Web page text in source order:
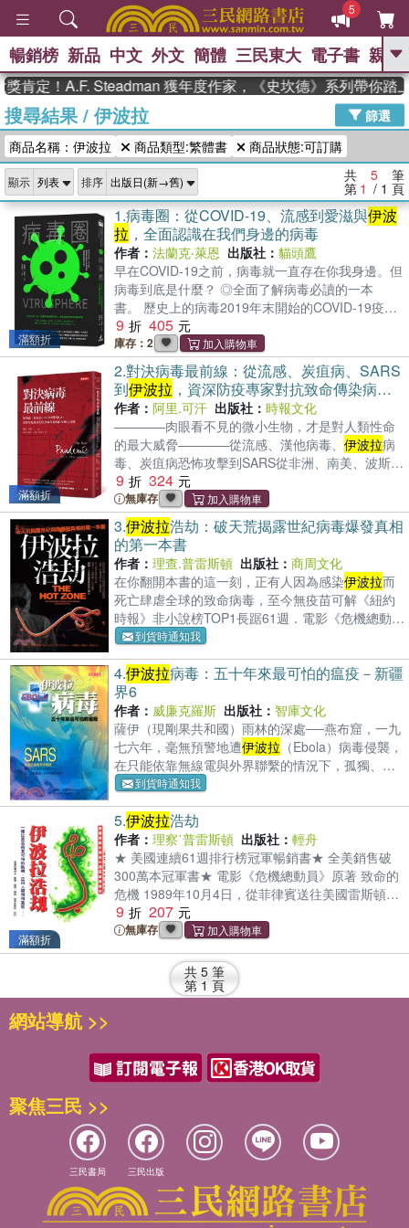
5
GO
高希均教授回憶錄
、 The Odyssey 、 父親節 、 如果歷
史是一群喵 、 暑期推薦 、 國際布克
獎 臺灣漫遊錄 、 方念華 、 台灣的李
登輝時代
數學女孩：黎曼猜想 、
偉大的迷走神經
暢銷榜 新品 中文 外文 簡體 三民東大 電子書 親子
肯定！A.F. Steadman 獲年度作家，《史坎德》系列帶你踏上
搜尋結果/ 伊波拉
篩選
商品名稱：伊波拉
商品類型:繁體書 商品狀態:可訂購
顯示 排序 共 5 筆
第 1 / 1 頁
滿額折
1.病毒圈：從COVID-19、流感到愛滋與伊波
拉 ，全面認識在我們身邊的病毒
作者： 法蘭克‧萊恩 出版社： 貓頭鷹
早在COVID-19之前，病毒就一直存在你我身邊。但
病毒到底是什麼？ ◎全面了解病毒必讀的一本
書。 歷史上的病毒2019年末開始的COVID-19疫情
重創世界，帶來許多不可逆的影響，而造成疫情的
冠狀病毒更引發大眾關注。除了冠狀病毒，還有更
多病毒與人類息息相關：小兒麻痺病毒導致癱瘓、
流感病毒導致大流行、肝炎病毒甚至會直接導致肝
癌。甚至還有一些病毒引起的疫情成為人類歷史上
的重大事件，包括天花、鼠疫（漢他病毒）、西班
牙流感還有致死率極高卻一直爆發疫情的伊波拉病
毒。但究竟什麼是病毒？ 病毒是生物嗎？說到病
毒，學界最常有的爭論就是要不要把他們劃入生物
的一部分。他們有遺傳物質（DNA、RNA）也能夠
繁殖，但沒有移動能力，也必須仰賴寄主才能複
製。本書作者英國倫敦皇家內科醫師學會會士法蘭
克‧萊恩認為我們應該把病毒納入生物的範疇，並從
流行病學、生態學與演化學的角度解析病毒的本
質。作者從歷史上的經典案例開始介紹常見的人類
病毒，詳細講述各科病毒的特性、傳播方式與感染
機制、在過去歷史紀錄以及對當時社會經濟等造成
的影響以及發現歷史、引起的症狀疾病以及人類應
對演進。於此同時，更透過各科病毒的特性來強調
病毒和宿主共生共同演化的策略。 病毒是物種演化
的重要驅動力病毒不只會導致疾病，它們同時也對
整個生物圈的生物有著不可輕視的影響力。本書也
從家禽家畜追蹤到生命起源的深海熱液古生菌，一
一紀錄病毒與他們對生態留下的影響。病毒是地球
生命演化的組成部分，與地球上的生命相互依存，
在維護生物圈的健康中發揮著關鍵作用。病毒存在
整個生物圈。各界推薦白映俞 外科醫師李家維
《科學人》雜誌總編輯陳建仁 中央研究院院士黃
貞祥 國立清華大學生命科學系助理教授蔣維倫
前國衛院衛生福利政策研究學者謝世良 中央研究
院基因體研究中心特聘研究員羅一鈞 疾管署副署
長
9 405
庫存：2
滿額折
2.對決病毒最前線：從流感、炭疽病、SARS
到伊波拉 ，資深防疫專家對抗致命傳染病的
全球大冒險
作者： 阿里.可汗 出版社： 時報文化
————肉眼看不見的微小生物，才是對人類性命
的最大威脅————從流感、漢他病毒、 伊波拉病
毒、炭疽病恐怖攻擊到SARS從非洲、南美、波斯
灣、亞洲到美國，為阻止流行病大爆發25年資深防
疫專家與最狡滑無情敵人的精采交手同時揭開讓時
疫雪上加霜的驚恐和貪腐真相 ◤醫療版《CSI》，
面對神秘病原、變異病毒，看疾病偵探與致命傳染
病對決的內幕◢ 阿里．可汗醫師長期於公共衛生領
域擔任第一先遣部隊，在25年的公衛生涯
9 324
無庫存
3.伊波拉浩劫：破天荒揭露世紀病毒爆發真相
的第一本書
作者： 理查.普雷斯頓 出版社： 商周文化
在你翻開本書的這一刻，正有人因為感染伊波拉而
死亡肆虐全球的致命病毒，至今無疫苗可解《紐約
時報》非小說榜TOP1長踞61週．電影《危機總動
員》改編原著史上對
撼人心的追蹤，暢銷二十年科普經典全新中譯本
「我畢生讀過最駭人的事件——而且愈讀愈駭
人。」──史蒂芬．金這個真實事件發生在華盛頓紀
念碑附近，遲早它會再度發生。——亞瑟．克拉克
一部非文學驚悚佳作……一次震撼人心的閱讀體
驗。─
到貨時通知我
4.伊波拉病毒：五十年來最可怕的瘟疫－新疆
界6
作者： 威廉克羅斯 出版社： 智庫文化
薩伊（現剛果共和國）雨林的深處──燕布窟，一九
七六年，毫無預警地遭伊波拉 （Ebola）病毒侵襲，
在只能依靠無線電與外界聯繫的情況下，孤獨、蒙
昧、哀傷、疑惑，是村落揮之不去的命運。死亡，
像瀉地的水銀無法橫阻，燕布窟的淚水，除了悲傷
還有恐懼。教區神職和醫療人員奮力不懈與死神博
鬥，仍抵擋不住病毒摧枯拉朽的狂暴。村民一個個
倒下，只能隨處挖掘墳洞草草掩埋；生者則徘徊在
哀慟與疑懼之間，會不會下一個倒下的就是自
到貨時通知我
滿額折
5.伊波拉浩劫
作者： 理察˙普雷斯頓 出版社： 輕舟
★ 美國連續61週排行榜冠軍暢銷書★ 全美銷售破
300萬本冠軍書★ 電影《危機總動員》原著 致命的
危機 1989年10月4日，從菲律賓送往美國雷斯頓靈
長類動物隔離檢驗所的100隻猴子，因不明原因相繼
死亡，而其共同的症狀為無精打采、眼瞼下垂、厭
食。經解剖後發現，猴子的長內出血，脾臟腫大的
宛如一團堅硬的血液凝塊，後由美國陸軍傳染病醫
學研究所證實為「雨林殺手」
這種致命性高達百分之九十的
9 207
無庫存
共 5 筆
第 1 頁
網站導航 >>
聚焦三民 >>
三民書局 三民出版